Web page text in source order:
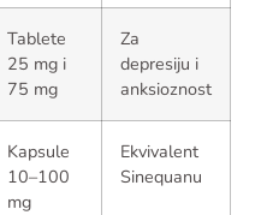
Tablete
25 mg i
75 mg
Za
depresiju i
anksioznost
Kapsule
10–100
mg
Ekvivalent
Sinequanu